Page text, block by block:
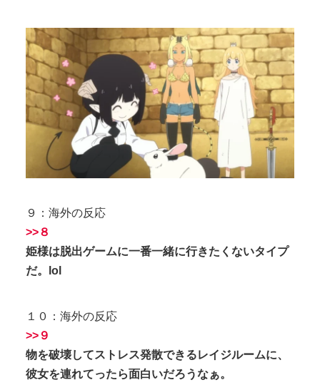
９：海外の反応
>>８
姫様は脱出ゲームに一番一緒に行きたくないタイプ
だ。lol
１０：海外の反応
>>９
物を破壊してストレス発散できるレイジルームに、
彼女を連れてったら面白いだろうなぁ。